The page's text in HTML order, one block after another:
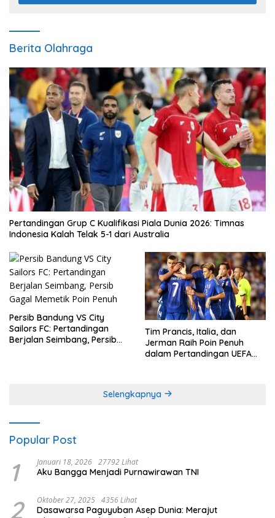
Berita Olahraga
Pertandingan Grup C Kualifikasi Piala Dunia 2026: Timnas
Indonesia Kalah Telak 5-1 dari Australia
Persib Bandung VS City
Sailors FC: Pertandingan
Berjalan Seimbang, Persib
Tim Prancis, Italia, dan
Jerman Raih Poin Penuh
dalam Pertandingan UEFA
Selengkapnya
Popular Post
1 Januari 18, 2026 27792 Lihat
Aku Bangga Menjadi Purnawirawan TNI
2 Oktober 27, 2025 4356 Lihat
Dasawarsa Paguyuban Asep Dunia: Merajut